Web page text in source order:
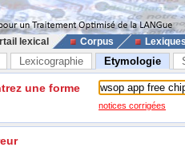
lexical Corpus
Lexicographie Etymologie
une forme
notices corrigées